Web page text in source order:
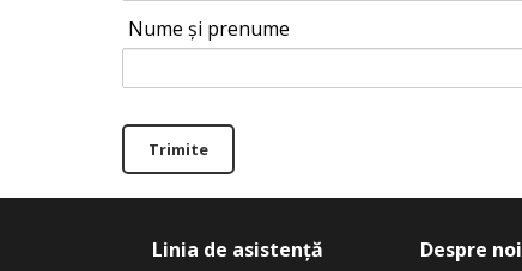
Nume și prenume
Trimite
Linia de asistență Despre noi